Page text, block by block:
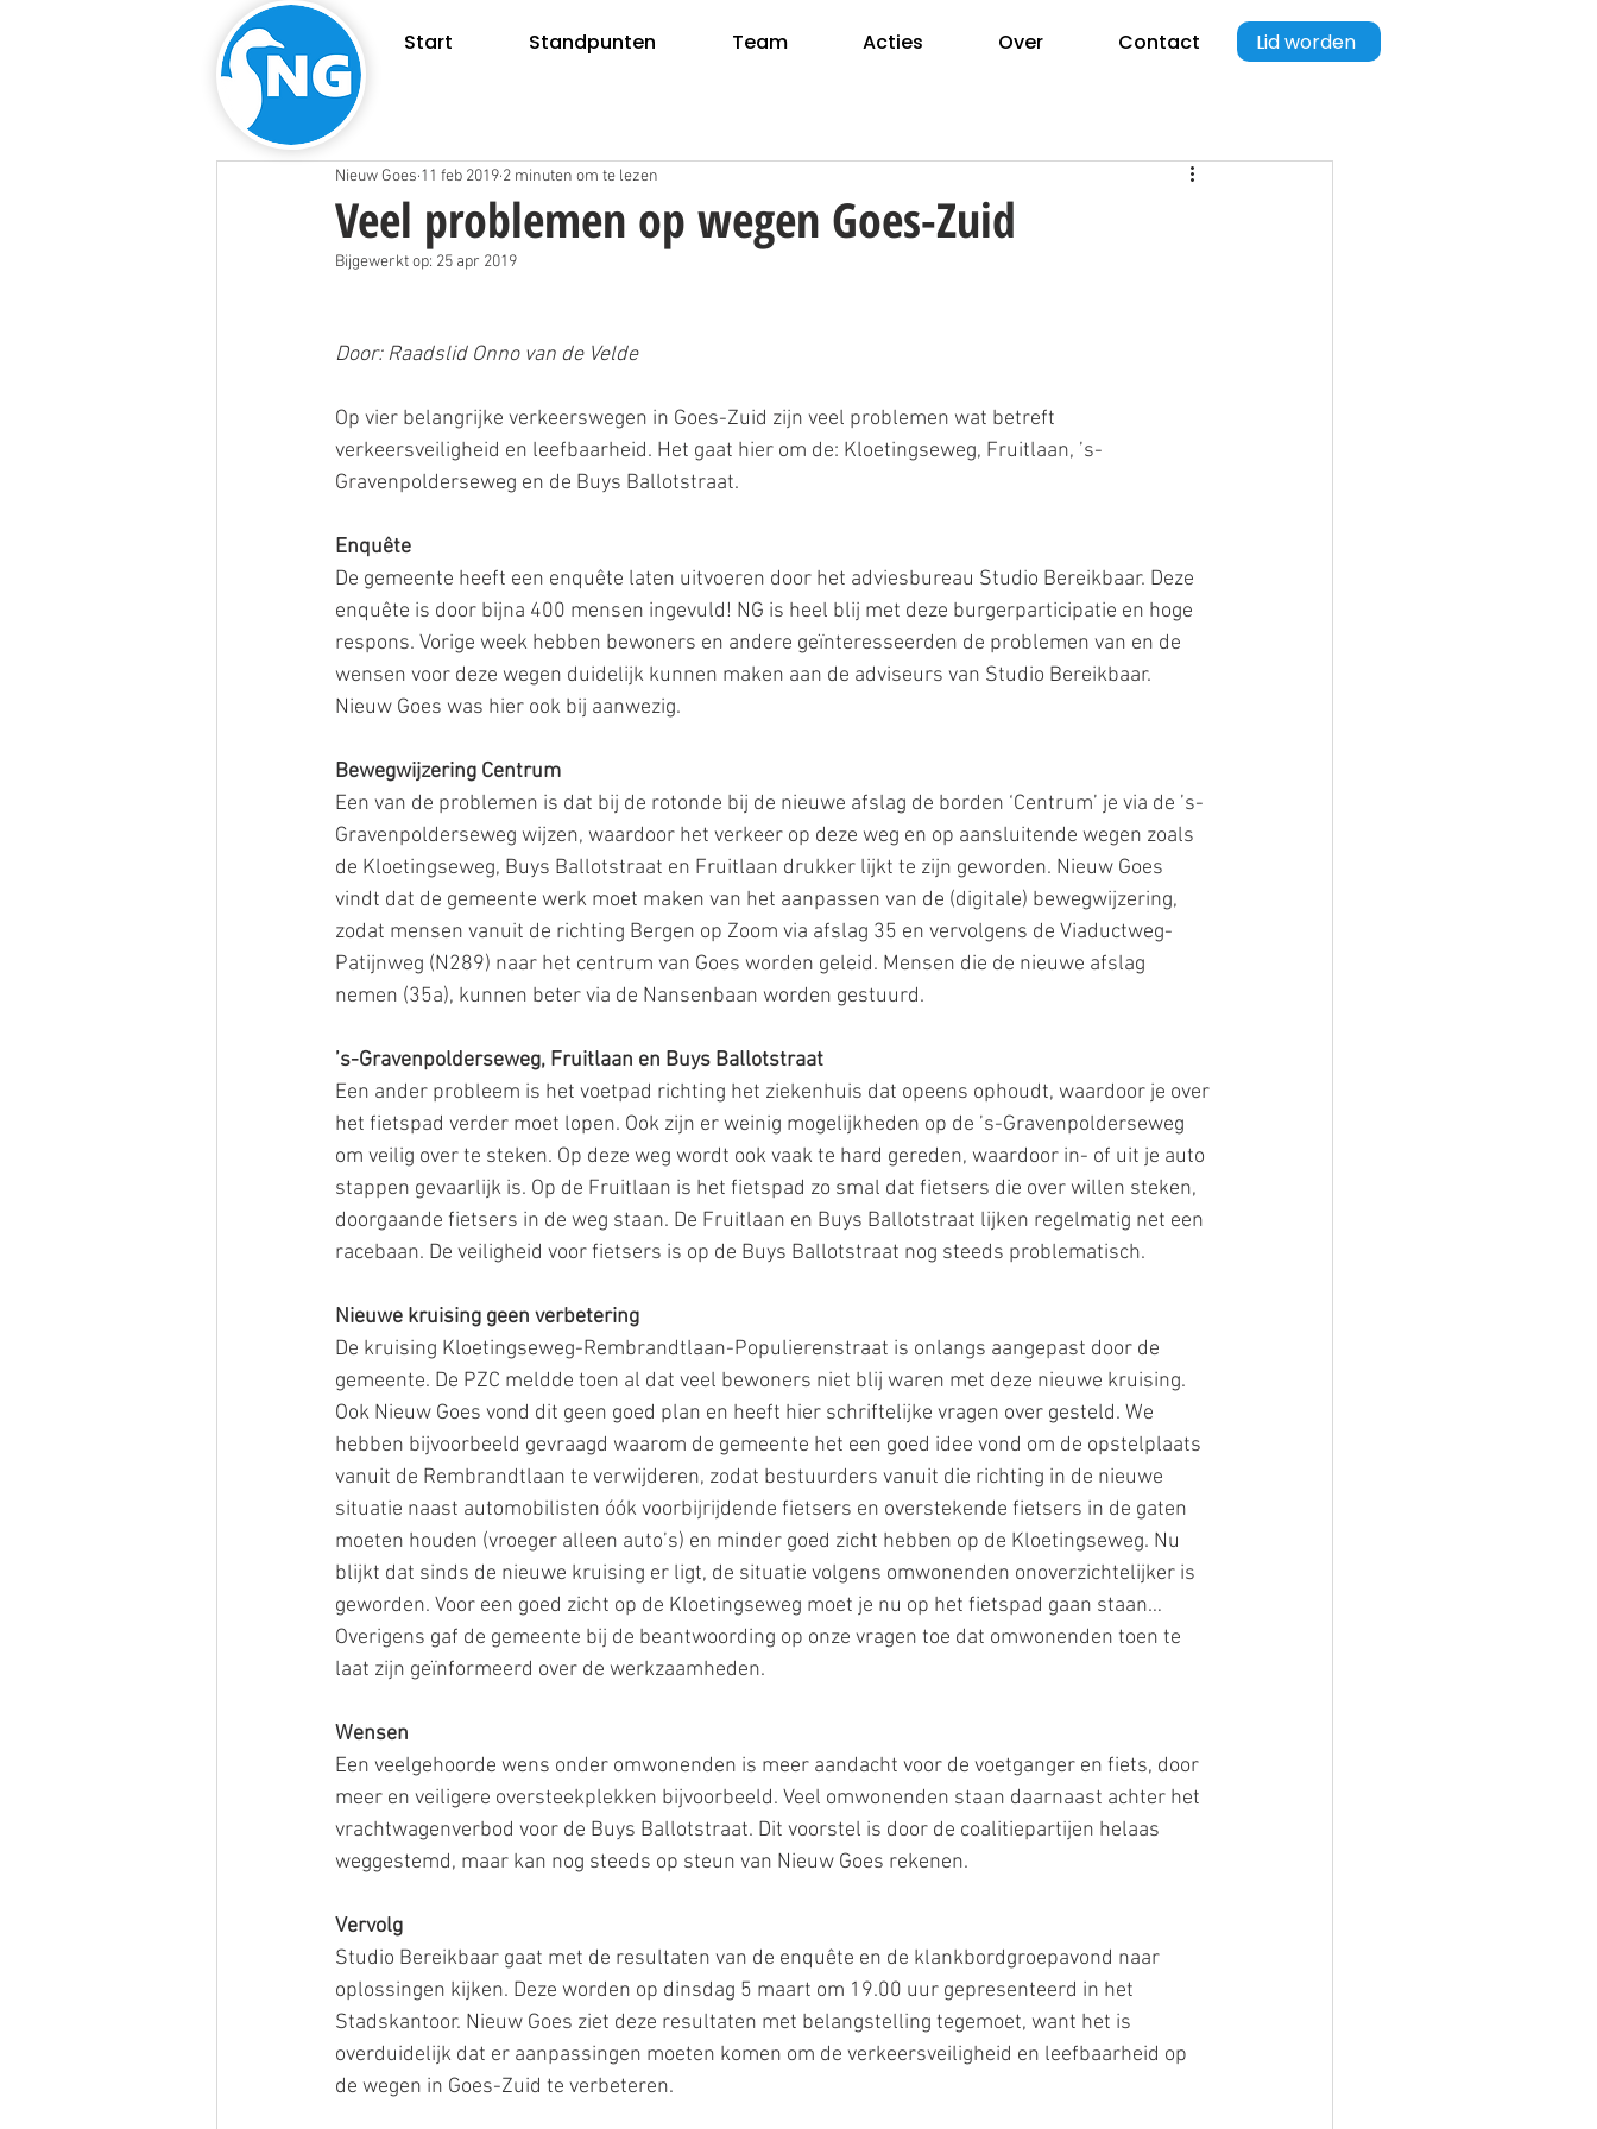
Start Standpunten Team Acties Over Contact Lid worden
Veel problemen op wegen Goes-Zuid
Nieuw Goes 11 feb 2019 2 minuten om te lezen
Bijgewerkt op: 25 apr 2019
Door: Raadslid Onno van de Velde
Op vier belangrijke verkeerswegen in Goes-Zuid zijn veel problemen wat betreft
verkeersveiligheid en leefbaarheid. Het gaat hier om de: Kloetingseweg, Fruitlaan, ’s-
Gravenpolderseweg en de Buys Ballotstraat.
Enquête
De gemeente heeft een enquête laten uitvoeren door het adviesbureau Studio Bereikbaar. Deze
enquête is door bijna 400 mensen ingevuld! NG is heel blij met deze burgerparticipatie en hoge
respons. Vorige week hebben bewoners en andere geïnteresseerden de problemen van en de
wensen voor deze wegen duidelijk kunnen maken aan de adviseurs van Studio Bereikbaar.
Nieuw Goes was hier ook bij aanwezig.
Bewegwijzering Centrum
Een van de problemen is dat bij de rotonde bij de nieuwe afslag de borden ‘Centrum’ je via de ’s-
Gravenpolderseweg wijzen, waardoor het verkeer op deze weg en op aansluitende wegen zoals
de Kloetingseweg, Buys Ballotstraat en Fruitlaan drukker lijkt te zijn geworden. Nieuw Goes
vindt dat de gemeente werk moet maken van het aanpassen van de (digitale) bewegwijzering,
zodat mensen vanuit de richting Bergen op Zoom via afslag 35 en vervolgens de Viaductweg-
Patijnweg (N289) naar het centrum van Goes worden geleid. Mensen die de nieuwe afslag
nemen (35a), kunnen beter via de Nansenbaan worden gestuurd.
’s-Gravenpolderseweg, Fruitlaan en Buys Ballotstraat
Een ander probleem is het voetpad richting het ziekenhuis dat opeens ophoudt, waardoor je over
het fietspad verder moet lopen. Ook zijn er weinig mogelijkheden op de ’s-Gravenpolderseweg
om veilig over te steken. Op deze weg wordt ook vaak te hard gereden, waardoor in- of uit je auto
stappen gevaarlijk is. Op de Fruitlaan is het fietspad zo smal dat fietsers die over willen steken,
doorgaande fietsers in de weg staan. De Fruitlaan en Buys Ballotstraat lijken regelmatig net een
racebaan. De veiligheid voor fietsers is op de Buys Ballotstraat nog steeds problematisch.
Nieuwe kruising geen verbetering
De kruising Kloetingseweg-Rembrandtlaan-Populierenstraat is onlangs aangepast door de
gemeente. De PZC meldde toen al dat veel bewoners niet blij waren met deze nieuwe kruising.
Ook Nieuw Goes vond dit geen goed plan en heeft hier schriftelijke vragen over gesteld. We
hebben bijvoorbeeld gevraagd waarom de gemeente het een goed idee vond om de opstelplaats
vanuit de Rembrandtlaan te verwijderen, zodat bestuurders vanuit die richting in de nieuwe
situatie naast automobilisten óók voorbijrijdende fietsers en overstekende fietsers in de gaten
moeten houden (vroeger alleen auto’s) en minder goed zicht hebben op de Kloetingseweg. Nu
blijkt dat sinds de nieuwe kruising er ligt, de situatie volgens omwonenden onoverzichtelijker is
geworden. Voor een goed zicht op de Kloetingseweg moet je nu op het fietspad gaan staan…
Overigens gaf de gemeente bij de beantwoording op onze vragen toe dat omwonenden toen te
laat zijn geïnformeerd over de werkzaamheden.
Wensen
Een veelgehoorde wens onder omwonenden is meer aandacht voor de voetganger en fiets, door
meer en veiligere oversteekplekken bijvoorbeeld. Veel omwonenden staan daarnaast achter het
vrachtwagenverbod voor de Buys Ballotstraat. Dit voorstel is door de coalitiepartijen helaas
weggestemd, maar kan nog steeds op steun van Nieuw Goes rekenen.
Vervolg
Studio Bereikbaar gaat met de resultaten van de enquête en de klankbordgroepavond naar
oplossingen kijken. Deze worden op dinsdag 5 maart om 19.00 uur gepresenteerd in het
Stadskantoor. Nieuw Goes ziet deze resultaten met belangstelling tegemoet, want het is
overduidelijk dat er aanpassingen moeten komen om de verkeersveiligheid en leefbaarheid op
de wegen in Goes-Zuid te verbeteren.